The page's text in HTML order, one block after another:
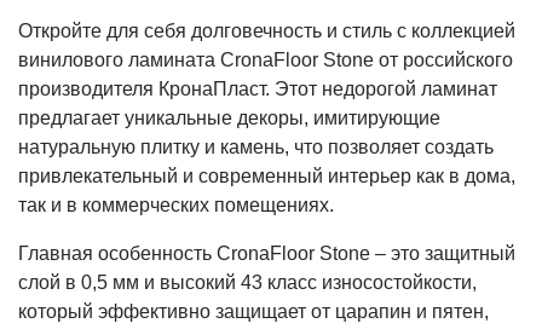
Откройте для себя долговечность и стиль с коллекцией
винилового ламината CronaFloor Stone от российского
производителя КронаПласт. Этот недорогой ламинат
предлагает уникальные декоры, имитирующие
натуральную плитку и камень, что позволяет создать
привлекательный и современный интерьер как в дома,
так и в коммерческих помещениях.
Главная особенность CronaFloor Stone – это защитный
слой в 0,5 мм и высокий 43 класс износостойкости,
который эффективно защищает от царапин и пятен,